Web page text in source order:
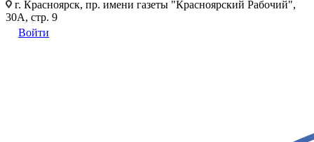
г. Красноярск, пр. имени газеты "Красноярский Рабочий",
30А, стр. 9
Войти